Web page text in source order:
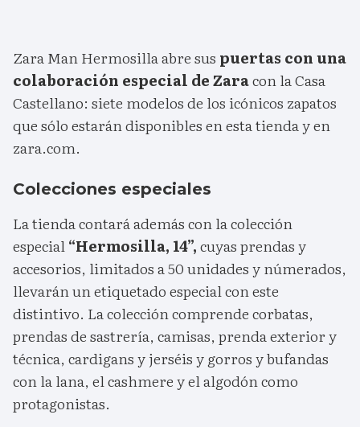
Zara Man Hermosilla abre sus puertas con una
colaboración especial de Zaracon la Casa
Castellano: siete modelos de los icónicos zapatos
que sólo estarán disponibles en esta tienda y en
zara.com.
Colecciones especiales
La tienda contará además con la colección
especial“Hermosilla, 14”,cuyas prendas y
accesorios, limitados a 50 unidades y númerados,
llevarán un etiquetado especial con este
distintivo. La colección comprende corbatas,
prendas de sastrería, camisas, prenda exterior y
técnica, cardigans y jerséis y gorros y bufandas
con la lana, el cashmere y el algodón como
protagonistas.